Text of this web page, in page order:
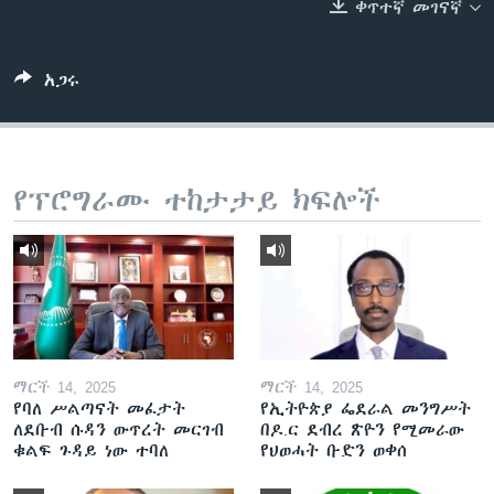
ቋንቋዎች
ቀጥተኛ መገናኛ
አጋሩ
የፕሮግራሙ ተከታታይ ክፍሎች
ማርች 14, 2025
የባለ ሥልጣናት መፈታት
ለደቡብ ሱዳን ውጥረት መርገብ
ቁልፍ ጉዳይ ነው ተባለ
ማርች 14, 2025
የኢትዮጵያ ፌደራል መንግሥት
በዶ.ር ደብረ ጽዮን የሚመራው
የህወሓት ቡድን ወቀሰ